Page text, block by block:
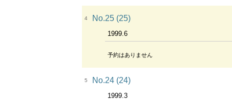
4 No.25 (25)
1999.6
予約はありません
5 No.24 (24)
1999.3